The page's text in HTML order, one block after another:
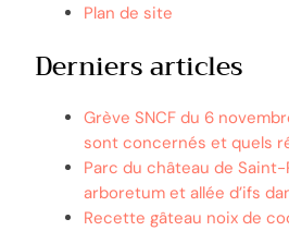
Plan de site
Derniers articles
Grève SNCF du 6
sont concernés et quels
Parc du château de
arboretum et allée d’ifs
Recette gâteau noix de